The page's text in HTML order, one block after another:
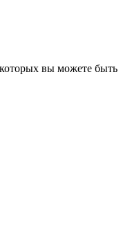
вы можете быть